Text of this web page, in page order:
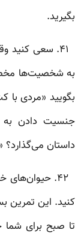
بگیرید.
۴۱. سعی کنید
به شخصیت‌ها
بگویید «مردی با
جنسیت دادن به
داستان می‌گذارد؟
۴۲.
کنید. این تمرین
تا صبح برای